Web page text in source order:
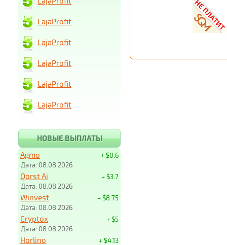
LajaProfit
LajaProfit
LajaProfit
LajaProfit
LajaProfit
НОВЫЕ ВЫПЛАТЫ
+ $0.6
Agmo
Дата: 08.08.2026
+ $3.7
Qorst Ai
Дата: 08.08.2026
+ $8.75
Winvest
Дата: 08.08.2026
+ $5
Cryptox
Дата: 08.08.2026
+ $4.13
Horlino